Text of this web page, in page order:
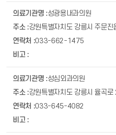
성광용내과의원
강원특별자치도 강릉시 주문
033-662-1475
성심외과의원
강원특별자치도 강릉시 율곡
033-645-4082